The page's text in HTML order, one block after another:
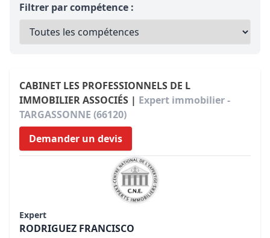
Filtrer par compétence :
CABINET LES PROFESSIONNELS DE L
IMMOBILIER ASSOCIÉS | Expert immobilier -
TARGASSONNE (66120)
Demander un devis
Expert
RODRIGUEZ FRANCISCO